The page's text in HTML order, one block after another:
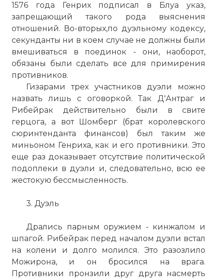
1576 года Генрих подписал в Блуа указ,
запрещающий такого рода выяснения
отношений. Во-вторых,по дуэльному кодексу,
секунданты ни в коем случае не должны были
вмешиваться в поединок - они, наоборот,
обязаны были сделать все для примирения
противников.
Гизарами трех участников дуэли можно
назвать лишь с оговоркой. Так Д'Антраг и
Рибейрак действительно были в свите
герцога, а вот Шомберг (брат королевского
сюринтенданта финансов) был таким же
миньоном Генриха, как и его противники. Это
еще раз доказывает отсутствие политической
подоплеки в дуэли и, следовательно, всю ее
жестокую бессмысленность.
3. Дуэль
Дрались парным оружием - кинжалом и
шпагой. Рибейрак перед началом дуэли встал
на колени и долго молился. Это разозлило
Можирона, и он бросился на врага.
Противники пронзили друг друга насмерть